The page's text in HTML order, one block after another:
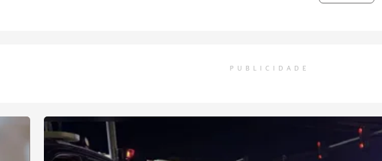
PUBLICIDADE